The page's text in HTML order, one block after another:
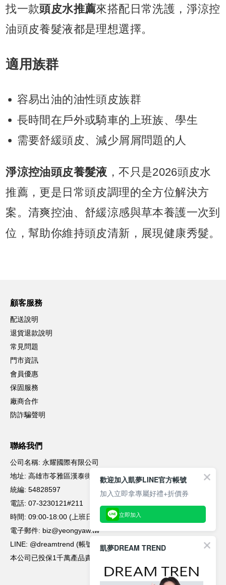
歡迎加入凱夢LINE官方帳號
加入立即拿專屬好禮+折價券
立即加入
凱夢DREAM TREND